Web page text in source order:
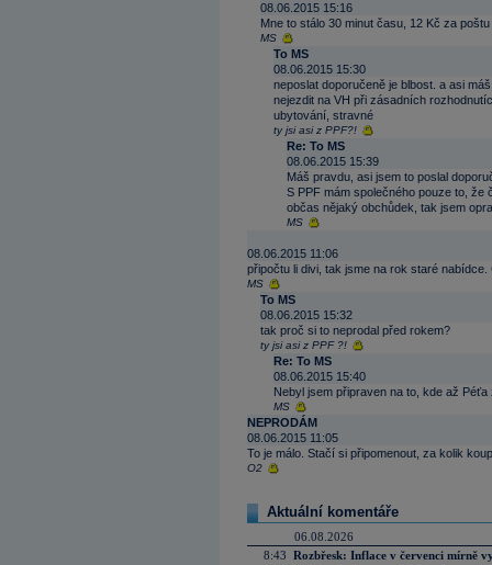
08.06.2015 15:16
Mne to stálo 30 minut času, 12 Kč za
MS
To MS
08.06.2015 15:30
neposlat doporučeně je blbost. a asi
nejezdit na VH při zásadních
ubytování, stravné
ty jsi asi z PPF?!
Re: To MS
08.06.2015 15:39
Máš pravdu, asi jsem to poslal
S PPF mám společného pouze to, že
občas nějaký obchůdek, tak jsem
MS
08.06.2015 11:06
připočtu li divi, tak jsme na rok staré
MS
To MS
08.06.2015 15:32
tak proč si to neprodal před rokem?
ty jsi asi z PPF ?!
Re: To MS
08.06.2015 15:40
Nebyl jsem připraven na to, kde až Péťa
MS
NEPRODÁM
08.06.2015 11:05
To je málo. Stačí si připomenout, za kolik
O2
Aktuální komentáře
06.08.2026
8:43 Rozbřesk: Inflace v červenci mírně